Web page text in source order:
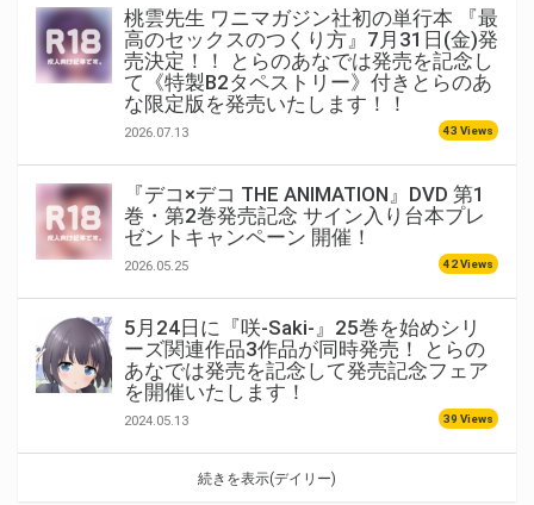
桃雲先生 ワニマガジン社初の単行本 『最
高のセックスのつくり方』7月31日(金)発
売決定！！ とらのあなでは発売を記念し
て《特製B2タペストリー》付きとらのあ
な限定版を発売いたします！！
2026.07.13 43 Views
『デコ×デコ THE ANIMATION』DVD 第1
巻・第2巻発売記念 サイン入り台本プレ
ゼントキャンペーン 開催！
2026.05.25 42 Views
5月24日に『咲-Saki-』25巻を始めシリ
ーズ関連作品3作品が同時発売！ とらの
あなでは発売を記念して発売記念フェア
を開催いたします！
2024.05.13 39 Views
続きを表示(デイリー)